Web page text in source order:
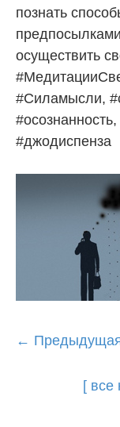
познать
осуществить
#Силамысли,
#джодиспенза
Post
←
[ все